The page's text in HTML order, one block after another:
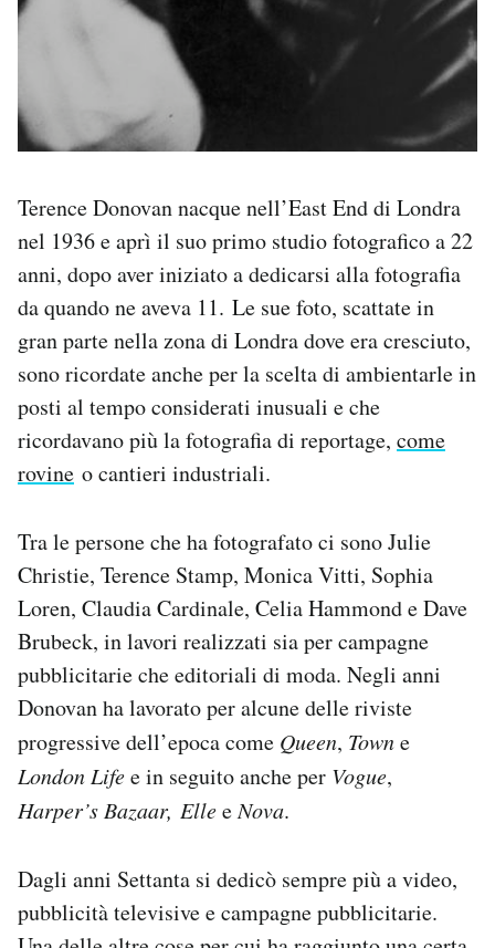
Terence Donovan nacque nell’East End di Londra
nel 1936 e aprì il suo primo studio fotografico a 22
anni, dopo aver iniziato a dedicarsi alla fotografia
da quando ne aveva 11. Le sue foto, scattate in
gran parte nella zona di Londra dove era cresciuto,
sono ricordate anche per la scelta di ambientarle in
posti al tempo considerati inusuali e che
ricordavano più la fotografia di reportage, come
rovine o cantieri industriali.
Tra le persone che ha fotografato ci sono Julie
Christie, Terence Stamp, Monica Vitti, Sophia
Loren, Claudia Cardinale, Celia Hammond e Dave
Brubeck, in lavori realizzati sia per campagne
pubblicitarie che editoriali di moda. Negli anni
Donovan ha lavorato per alcune delle riviste
progressive dell’epoca come Queen, Towne
London Lifee in seguito anche per Vogue,
Harper’s Bazaar, ElleeNova.
Dagli anni Settanta si dedicò sempre più a video,
pubblicità televisive e campagne pubblicitarie.